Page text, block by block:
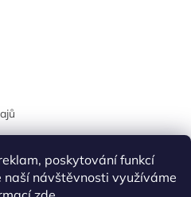
poskytování funkcí
návštěvnosti využíváme